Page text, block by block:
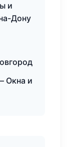
и
Дону
Окна и